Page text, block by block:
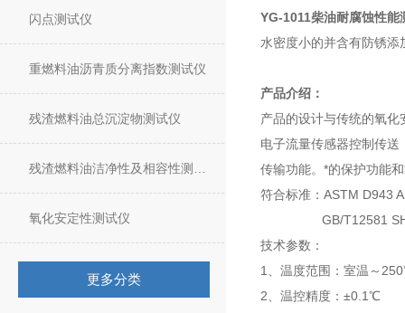
闪点测试仪
重燃料油沥青质分离指数测试仪
残渣燃料油总沉淀物测试仪
氧化安定性测试仪
更多分类
YG-1011柴油耐腐蚀性能
水密度小的并含有防锈
产品介绍：
产品的设计与传统的氧
电子流量传感器控制传
传输功能。*的保护功能
符合标准：ASTM D943
GB/T12581 SH/
技术参数：
1、温度范围：室温～
2、温控精度：±0.1℃